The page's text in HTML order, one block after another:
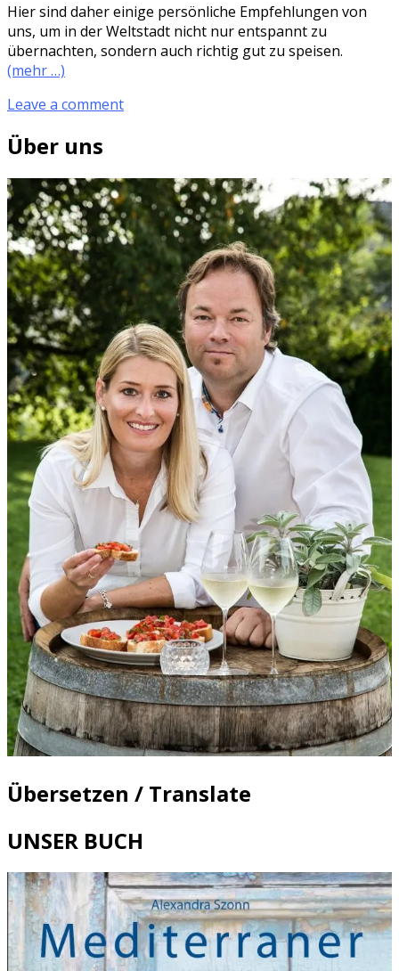
Hier sind daher einige persönliche Empfehlungen von
uns, um in der Weltstadt nicht nur entspannt zu
übernachten, sondern auch richtig gut zu speisen.
(mehr …)
Leave a comment
Über uns
Übersetzen / Translate
UNSER BUCH